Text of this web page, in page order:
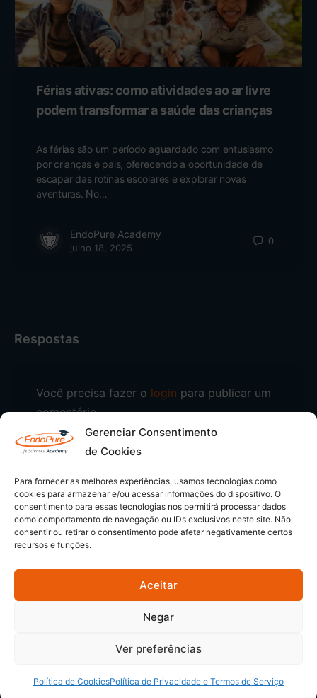
Gerenciar Consentimento
de Cookies
Para fornecer as melhores experiências, usamos tecnologias como
cookies para armazenar e/ou acessar informações do dispositivo. O
consentimento para essas tecnologias nos permitirá processar dados
como comportamento de navegação ou IDs exclusivos neste site. Não
consentir ou retirar o consentimento pode afetar negativamente certos
recursos e funções.
Aceitar
Negar
Ver preferências
Política de CookiesPolítica de Privacidade e Termos de Serviço
Férias ativas: como atividades ao ar livre
podem transformar a saúde das crianças
As férias são um período aguardado com entusiasmo
por crianças e pais, oferecendo a oportunidade de
escapar das rotinas escolares e explorar novas
aventuras. No…
EndoPure Academy
julho 18, 2025
0
Respostas
Você precisa fazer o login para publicar um
comentário.
© 2026 - EndoPure Academy | CNPJ: 54.349.169/0001-80
Semeando Conhecimentos